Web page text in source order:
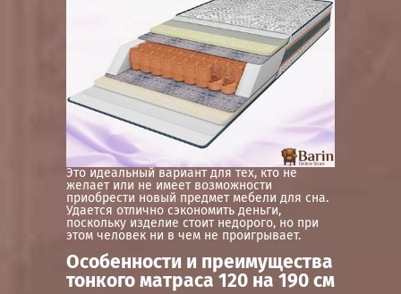
Это идеальный вариант для тех, кто не
желает или не имеет возможности
приобрести новый предмет мебели для сна.
Удается отлично сэкономить деньги,
поскольку изделие стоит недорого, но при
этом человек ни в чем не проигрывает.
Особенности и преимущества
тонкого матраса 120 на 190 см